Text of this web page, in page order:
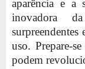
aparência e a
inovadora
uso. Prepare-
podem